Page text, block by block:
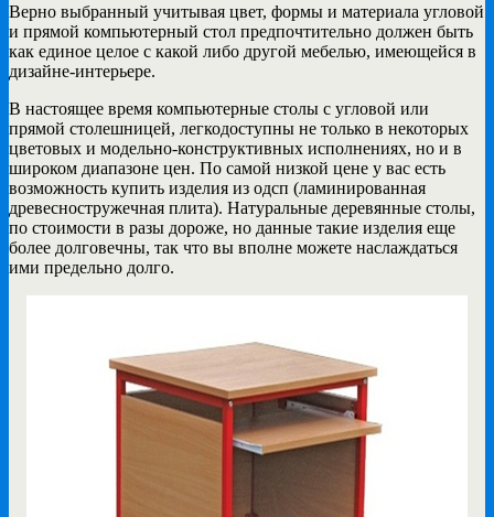
Верно выбранный учитывая цвет, формы и материала угловой
и прямой компьютерный стол предпочтительно должен быть
как единое целое с какой либо другой мебелью, имеющейся в
дизайне-интерьере.
В настоящее время компьютерные столы с угловой или
прямой столешницей, легкодоступны не только в некоторых
цветовых и модельно-конструктивных исполнениях, но и в
широком диапазоне цен. По самой низкой цене у вас есть
возможность купить изделия из одсп (ламинированная
древесностружечная плита). Натуральные деревянные столы,
по стоимости в разы дороже, но данные такие изделия еще
более долговечны, так что вы вполне можете наслаждаться
ими предельно долго.